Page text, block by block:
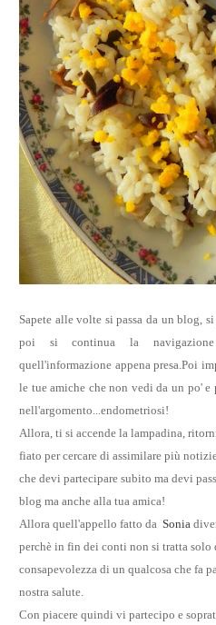
Sapete alle volte si passa da un blog,
poi si continua la
quell'informazione appena presa.Poi
le tue amiche che non vedi da un po'
nell'argomento...endometriosi!
Allora, ti si accende la lampadina,
fiato per cercare di assimilare più
che devi partecipare subito ma devi
blog ma anche alla tua amica!
Allora quell'appello fatto da Sonia
perchè in fin dei conti non si tratta solo
consapevolezza di un qualcosa che fa
nostra salute.
Con piacere quindi vi partecipo e